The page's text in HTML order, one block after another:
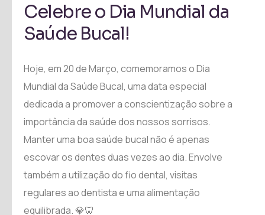
Celebre o Dia Mundial da
Saúde Bucal!
Hoje, em 20 de Março, comemoramos o Dia
Mundial da Saúde Bucal, uma data especial
dedicada a promover a conscientização sobre a
importância da saúde dos nossos sorrisos.
Manter uma boa saúde bucal não é apenas
escovar os dentes duas vezes ao dia. Envolve
também a utilização do fio dental, visitas
regulares ao dentista e uma alimentação
equilibrada. 💎🦷